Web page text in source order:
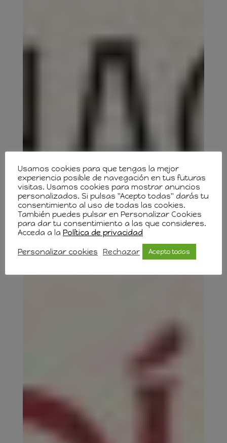
Usamos cookies para que tengas la mejor
experiencia posible de navegación en tus futuras
visitas. Usamos cookies para mostrar anuncios
personalizados. Si pulsas "Acepto todas" darás tu
consentimiento al uso de todas las cookies.
También puedes pulsar en Personalizar Cookies
para dar tu consentimiento a las que consideres.
Acceda a la Política de privacidad
Personalizar cookies Rechazar Acepto todas